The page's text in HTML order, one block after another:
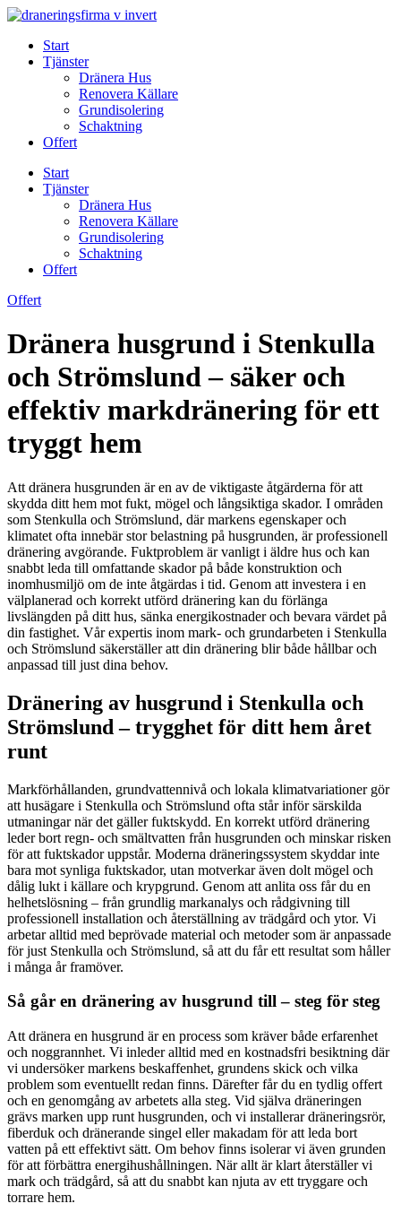
Skip
contentStart
Tjänster
Dränera Hus
Renovera Källare
Grundisolering
Schaktning
Offert
Start
Tjänster
Dränera Hus
Renovera Källare
Grundisolering
Schaktning
Offert
Offert
Dränera husgrund i Stenkulla
och Strömslund – säker och
effektiv markdränering för ett
tryggt hem
Att dränera husgrunden är en av de viktigaste åtgärderna för att
skydda ditt hem mot fukt, mögel och långsiktiga skador. I områden
som Stenkulla och Strömslund, där markens egenskaper och
klimatet ofta innebär stor belastning på husgrunden, är professionell
dränering avgörande. Fuktproblem är vanligt i äldre hus och kan
snabbt leda till omfattande skador på både konstruktion och
inomhusmiljö om de inte åtgärdas i tid. Genom att investera i en
välplanerad och korrekt utförd dränering kan du förlänga
livslängden på ditt hus, sänka energikostnader och bevara värdet på
din fastighet. Vår expertis inom mark- och grundarbeten i Stenkulla
och Strömslund säkerställer att din dränering blir både hållbar och
anpassad till just dina behov.
Dränering av husgrund i Stenkulla och
Strömslund – trygghet för ditt hem året
runt
Markförhållanden, grundvattennivå och lokala klimatvariationer gör
att husägare i Stenkulla och Strömslund ofta står inför särskilda
utmaningar när det gäller fuktskydd. En korrekt utförd dränering
leder bort regn- och smältvatten från husgrunden och minskar risken
för att fuktskador uppstår. Moderna dräneringssystem skyddar inte
bara mot synliga fuktskador, utan motverkar även dolt mögel och
dålig lukt i källare och krypgrund. Genom att anlita oss får du en
helhetslösning – från grundlig markanalys och rådgivning till
professionell installation och återställning av trädgård och ytor. Vi
arbetar alltid med beprövade material och metoder som är anpassade
för just Stenkulla och Strömslund, så att du får ett resultat som håller
i många år framöver.
Så går en dränering av husgrund till – steg för steg
Att dränera en husgrund är en process som kräver både erfarenhet
och noggrannhet. Vi inleder alltid med en kostnadsfri besiktning där
vi undersöker markens beskaffenhet, grundens skick och vilka
problem som eventuellt redan finns. Därefter får du en tydlig offert
och en genomgång av arbetets alla steg. Vid själva dräneringen
grävs marken upp runt husgrunden, och vi installerar dräneringsrör,
fiberduk och dränerande singel eller makadam för att leda bort
vatten på ett effektivt sätt. Om behov finns isolerar vi även grunden
för att förbättra energihushållningen. När allt är klart återställer vi
mark och trädgård, så att du snabbt kan njuta av ett tryggare och
torrare hem.